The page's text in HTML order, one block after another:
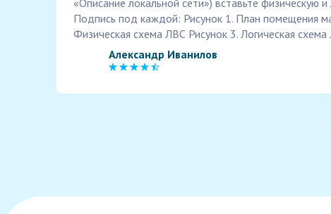
«Описание локальной сети») вставьте физическую
Подпись под каждой: Рисунок 1. План помещения
Физическая схема ЛВС Рисунок 3. Логическая
Александр Иванилов